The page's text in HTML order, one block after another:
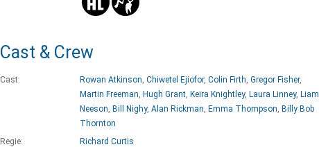
Cast & Crew
Cast: Rowan Atkinson, Chiwetel Ejiofor, Colin Firth, Gregor Fisher,
Martin Freeman, Hugh Grant, Keira Knightley, Laura Linney, Liam
Neeson, Bill Nighy, Alan Rickman, Emma Thompson, Billy Bob
Thornton
Regie:
Richard Curtis